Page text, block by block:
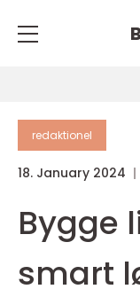
redaktionel
18. January 2024
Bygge
smart